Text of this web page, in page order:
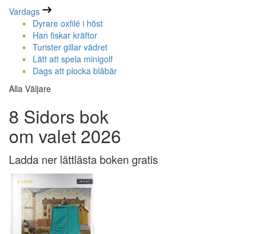
Vardags
Dyrare oxfilé i höst
Han fiskar kräftor
Turister gillar vädret
Lätt att spela minigolf
Dags att plocka blåbär
Alla Väljare
8 Sidors bok
om valet 2026
Ladda ner lättlästa boken gratis